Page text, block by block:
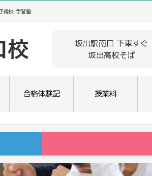
備校･学習塾
坂出駅南口 下車すぐ
坂出高校そば
合格体験記 授業料